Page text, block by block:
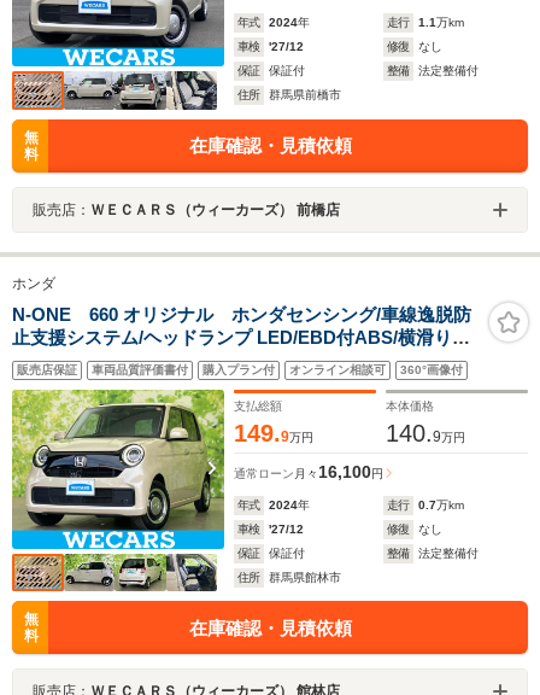
年式 2024年 走行 1.1万km
車検
'27/12 修復
なし
保証
保証付 整備
法定整備付
住所
群馬県前橋市
無
料
在庫確認・見積依頼
販売店： ＷＥＣＡＲＳ（ウィーカーズ） 前橋店
ホンダ
N-ONE 660 オリジナル ホンダセンシング/車線逸脱防
止支援システム/ヘッドランプ LED/EBD付ABS/横滑り防
止装置/クルーズコントロール/禁煙車/エアバッグ 運転席/
エアバッグ 助手席/エアバッグ サイド
販売店保証 車両品質評価書付 購入プラン付 オンライン相談可 360°画像付
支払総額
149.9万円
本体価格
140.9万円
通常ローン 月々 16,100円
年式 2024年 走行 0.7万km
車検
'27/12 修復
なし
保証
保証付 整備
法定整備付
住所
群馬県館林市
無
料
在庫確認・見積依頼